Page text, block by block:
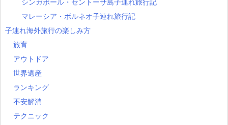
シンガポール・セントーサ島子連れ旅行記
マレーシア・ボルネオ子連れ旅行記
子連れ海外旅行の楽しみ方
旅育
アウトドア
世界遺産
ランキング
不安解消
テクニック